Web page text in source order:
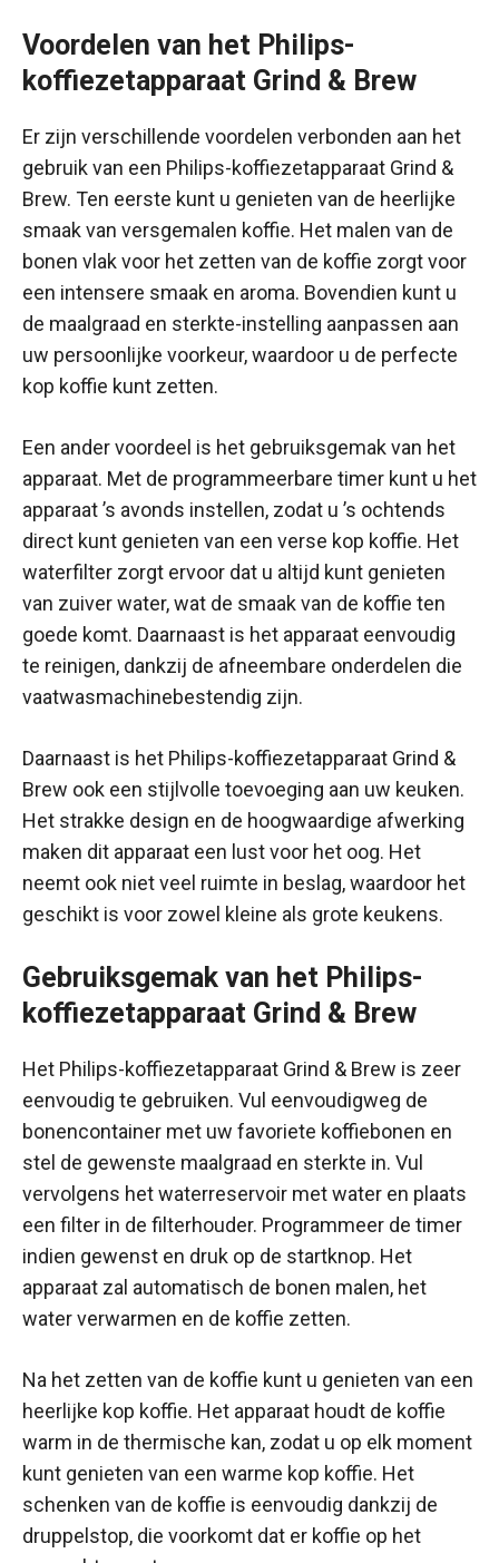
Voordelen van het Philips-
koffiezetapparaat Grind & Brew
Er zijn verschillende voordelen verbonden aan het
gebruik van een Philips-koffiezetapparaat Grind &
Brew. Ten eerste kunt u genieten van de heerlijke
smaak van versgemalen koffie. Het malen van de
bonen vlak voor het zetten van de koffie zorgt voor
een intensere smaak en aroma. Bovendien kunt u
de maalgraad en sterkte-instelling aanpassen aan
uw persoonlijke voorkeur, waardoor u de perfecte
kop koffie kunt zetten.
Een ander voordeel is het gebruiksgemak van het
apparaat. Met de programmeerbare timer kunt u het
apparaat ’s avonds instellen, zodat u ’s ochtends
direct kunt genieten van een verse kop koffie. Het
waterfilter zorgt ervoor dat u altijd kunt genieten
van zuiver water, wat de smaak van de koffie ten
goede komt. Daarnaast is het apparaat eenvoudig
te reinigen, dankzij de afneembare onderdelen die
vaatwasmachinebestendig zijn.
Daarnaast is het Philips-koffiezetapparaat Grind &
Brew ook een stijlvolle toevoeging aan uw keuken.
Het strakke design en de hoogwaardige afwerking
maken dit apparaat een lust voor het oog. Het
neemt ook niet veel ruimte in beslag, waardoor het
geschikt is voor zowel kleine als grote keukens.
Gebruiksgemak van het Philips-
koffiezetapparaat Grind & Brew
Het Philips-koffiezetapparaat Grind & Brew is zeer
eenvoudig te gebruiken. Vul eenvoudigweg de
bonencontainer met uw favoriete koffiebonen en
stel de gewenste maalgraad en sterkte in. Vul
vervolgens het waterreservoir met water en plaats
een filter in de filterhouder. Programmeer de timer
indien gewenst en druk op de startknop. Het
apparaat zal automatisch de bonen malen, het
water verwarmen en de koffie zetten.
Na het zetten van de koffie kunt u genieten van een
heerlijke kop koffie. Het apparaat houdt de koffie
warm in de thermische kan, zodat u op elk moment
kunt genieten van een warme kop koffie. Het
schenken van de koffie is eenvoudig dankzij de
druppelstop, die voorkomt dat er koffie op het